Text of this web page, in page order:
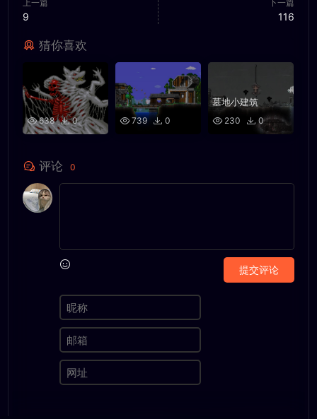
上一篇
9
下一篇
116
猜你喜欢
638 0 739 0
墓地小建筑
230 0
评论 0
提交评论